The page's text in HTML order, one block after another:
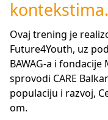
kontekstima.
Ovaj trening je
Future4Youth, uz
BAWAG-a i
sprovodi CARE
populaciju i razvoj,
om.